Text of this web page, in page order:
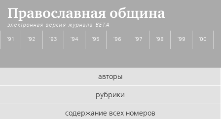
Православная община
электронная версия журнала BETA
'91 '92 '93 '94 '95 '96 '97 '98 '99 '00
авторы
рубрики
содержание всех номеров